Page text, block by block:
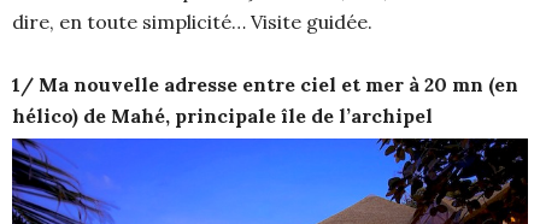
dire, en toute simplicité… Visite guidée.
1/ Ma nouvelle adresse entre ciel et mer à 20 mn (en
hélico) de Mahé, principale île de l’archipel